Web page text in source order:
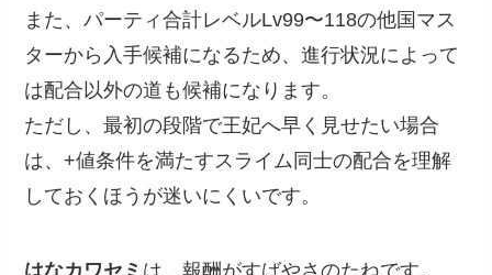
また、パーティ合計レベルLv99〜118の他国マス
ターから入手候補になるため、進行状況によって
は配合以外の道も候補になります。
ただし、最初の段階で王妃へ早く見せたい場合
は、+値条件を満たすスライム同士の配合を理解
しておくほうが迷いにくいです。
はなカワセミ は、報酬がすばやさのたねです。